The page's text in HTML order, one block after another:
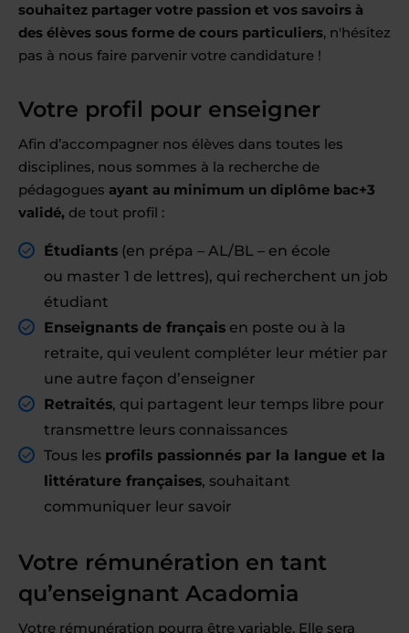
souhaitez partager votre passion et vos savoirs à
des élèves sous forme de cours particuliers, n'hésitez
pas à nous faire parvenir votre candidature !
Votre profil pour enseigner
Afin d’accompagner nos élèves dans toutes les
disciplines, nous sommes à la recherche de
pédagogues ayant au minimum un diplôme bac+3
validé, de tout profil :
Étudiants (en prépa – AL/BL – en école
ou master 1 de lettres), qui recherchent un job
étudiant
Enseignants de français en poste ou à la
retraite, qui veulent compléter leur métier par
une autre façon d’enseigner
Retraités, qui partagent leur temps libre pour
transmettre leurs connaissances
Tous les profils passionnés par la langue et la
littérature françaises, souhaitant
communiquer leur savoir
Votre rémunération en tant
qu’enseignant Acadomia
Votre rémunération pourra être variable. Elle sera